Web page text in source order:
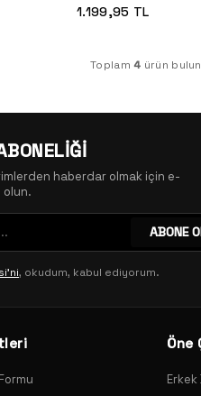
1.199,95 TL
Toplam4 ürün
haberdar olmak için e-
olun.
ABONE
, okudum, kabul ediyorum.
Öne